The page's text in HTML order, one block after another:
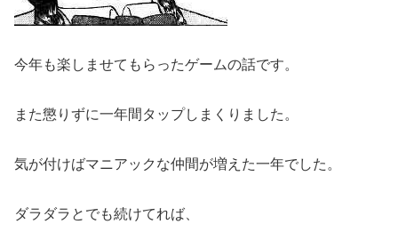
今年も楽しませてもらったゲームの話です。
また懲りずに一年間タップしまくりました。
気が付けばマニアックな仲間が増えた一年でした。
ダラダラとでも続けてれば、